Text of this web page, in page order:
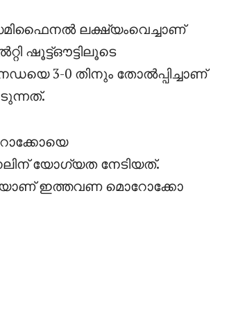
ലക്ഷ്യംവെച്ചാണ്
ഷൂട്ട്‌ഔട്ടിലൂടെ
3-0 തിനും തോൽപ്പിച്ചാണ്
യോഗ്യത നേടിയത്.
ഇത്തവണ മൊറോക്കോ